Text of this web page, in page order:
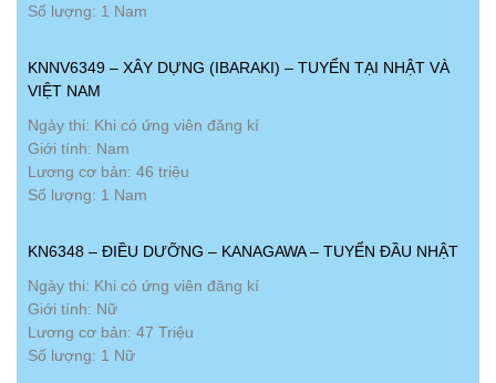
Số lượng: 1 Nam
KNNV6349 – XÂY DỰNG (IBARAKI) – TUYỂN TẠI NHẬT VÀ
VIỆT NAM
Ngày thi: Khi có ứng viên đăng kí
Giới tính: Nam
Lương cơ bản: 46 triệu
Số lượng: 1 Nam
KN6348 – ĐIỀU DƯỠNG – KANAGAWA – TUYỂN ĐẦU NHẬT
Ngày thi: Khi có ứng viên đăng kí
Giới tính: Nữ
Lương cơ bản: 47 Triệu
Số lượng: 1 Nữ